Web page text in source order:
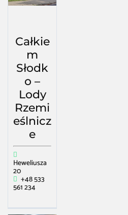
Całkie
m
Słodk
o –
Lody
Rzemi
eślnicz
e
Heweliusza
20
+48 533
561 234